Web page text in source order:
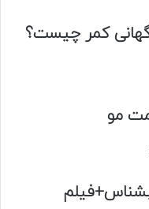
کمر چیست؟
مو